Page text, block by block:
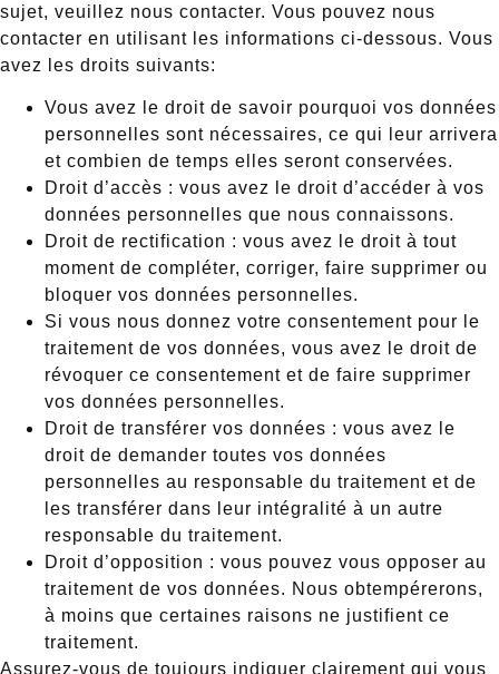
sujet, veuillez nous contacter. Vous pouvez nous
contacter en utilisant les informations ci-dessous. Vous
avez les droits suivants:
Vous avez le droit de savoir pourquoi vos données
personnelles sont nécessaires, ce qui leur arrivera
et combien de temps elles seront conservées.
Droit d’accès : vous avez le droit d’accéder à vos
données personnelles que nous connaissons.
Droit de rectification : vous avez le droit à tout
moment de compléter, corriger, faire supprimer ou
bloquer vos données personnelles.
Si vous nous donnez votre consentement pour le
traitement de vos données, vous avez le droit de
révoquer ce consentement et de faire supprimer
vos données personnelles.
Droit de transférer vos données : vous avez le
droit de demander toutes vos données
personnelles au responsable du traitement et de
les transférer dans leur intégralité à un autre
responsable du traitement.
Droit d’opposition : vous pouvez vous opposer au
traitement de vos données. Nous obtempérerons,
à moins que certaines raisons ne justifient ce
traitement.
Assurez-vous de toujours indiquer clairement qui vous